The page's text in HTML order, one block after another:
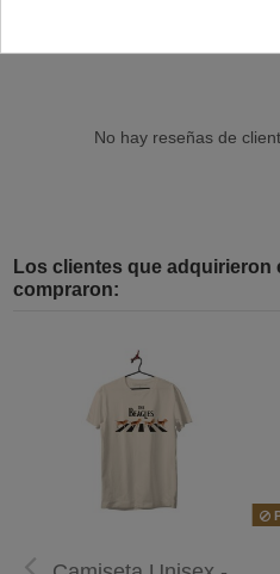
No hay reseñas de
Los clientes que adquirieron
compraron: